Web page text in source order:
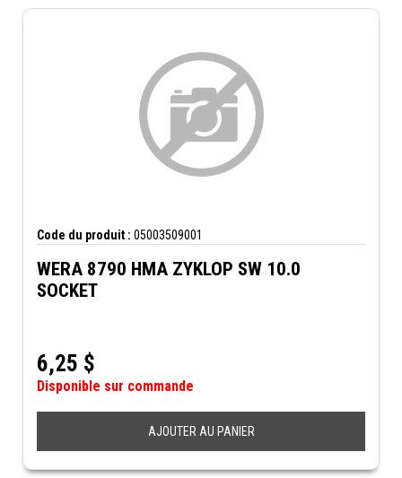
Code du produit : 05003509001
WERA 8790 HMA ZYKLOP SW 10.0
SOCKET
6,25 $
Disponible sur commande
AJOUTER AU PANIER